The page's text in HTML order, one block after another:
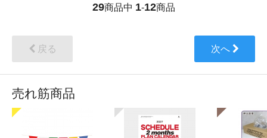
29商品中 1-12商品
戻る 次へ
売れ筋商品